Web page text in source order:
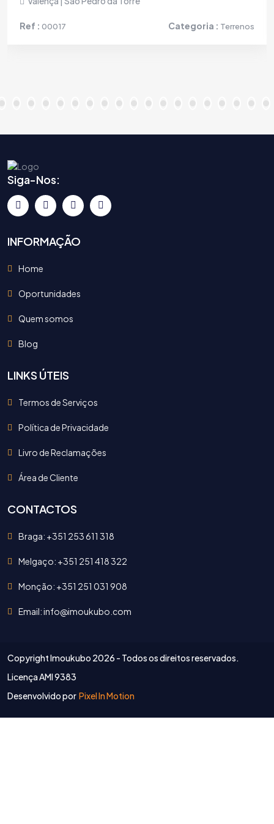
Ref : 00017 Categoria : Terrenos
Siga-Nos:
INFORMAÇÃO
Home
Oportunidades
Quem somos
Blog
LINKS ÚTEIS
Termos de Serviços
Política de Privacidade
Livro de Reclamações
Área de Cliente
CONTACTOS
Braga: +351 253 611 318
Melgaço: +351 251 418 322
Monção: +351 251 031 908
Email: info@imoukubo.com
Copyright Imoukubo 2026 - Todos os direitos reservados.
Licença AMI 9383
Desenvolvido por Pixel In Motion